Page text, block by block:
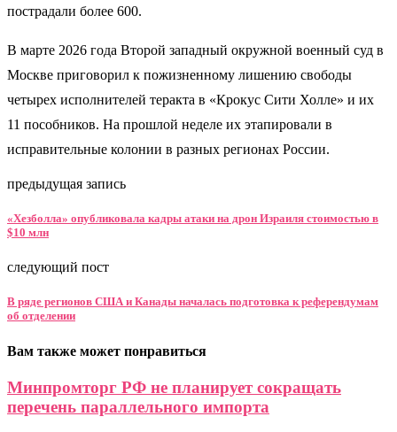
пострадали более 600.
В марте 2026 года Второй западный окружной военный суд в
Москве приговорил к пожизненному лишению свободы
четырех исполнителей теракта в «Крокус Сити Холле» и их
11 пособников. На прошлой неделе их этапировали в
исправительные колонии в разных регионах России.
предыдущая запись
«Хезболла» опубликовала кадры атаки на дрон Израиля стоимостью в
$10 млн
следующий пост
В ряде регионов США и Канады началась подготовка к референдумам
об отделении
Вам также может понравиться
Минпромторг РФ не планирует сокращать
перечень параллельного импорта